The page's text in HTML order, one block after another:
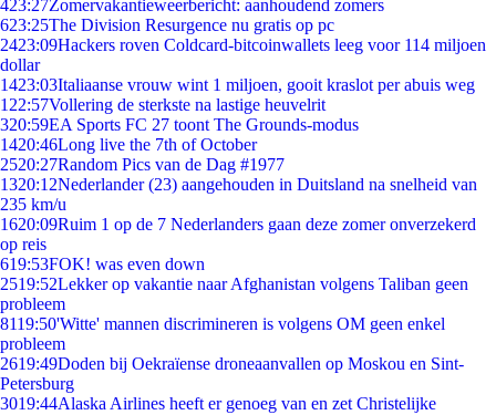
423:27Zomervakantieweerbericht: aanhoudend zomers
623:25The Division Resurgence nu gratis op pc
2423:09Hackers roven Coldcard-bitcoinwallets leeg voor 114 miljoen
dollar
1423:03Italiaanse vrouw wint 1 miljoen, gooit kraslot per abuis weg
1 22:57Vollering de sterkste na lastige heuvelrit
320:59EA Sports FC 27 toont The Grounds-modus
1420:46Long live the 7th of October
2520:27Random Pics van de Dag #1977
1320:12Nederlander (23) aangehouden in Duitsland na snelheid van
235 km/u
1620:09Ruim 1 op de 7 Nederlanders gaan deze zomer onverzekerd
op reis
619:53FOK! was even down
2519:52Lekker op vakantie naar Afghanistan volgens Taliban geen
probleem
8119:50'Witte' mannen discrimineren is volgens OM geen enkel
probleem
2619:49Doden bij Oekraïense droneaanvallen op Moskou en Sint-
Petersburg
3019:44Alaska Airlines heeft er genoeg van en zet Christelijke